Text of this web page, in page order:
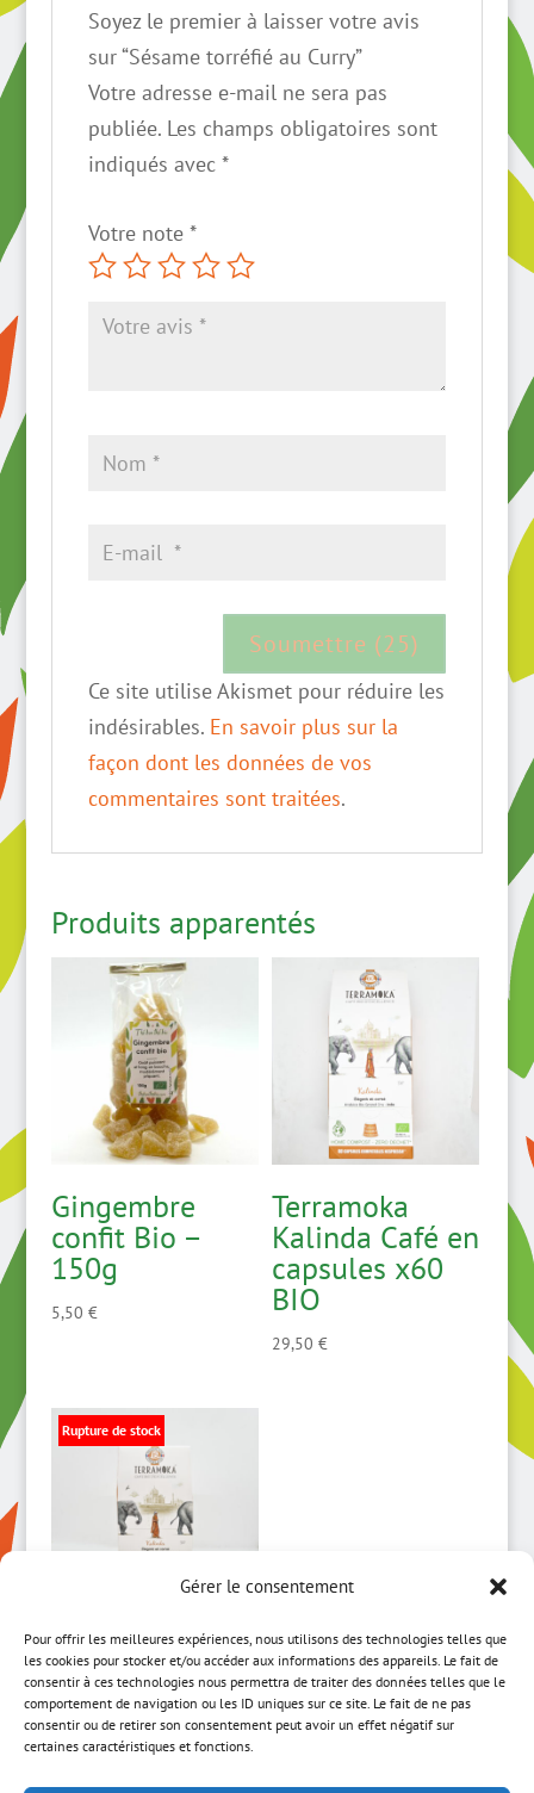
Gérer le consentement
Pour offrir les meilleures expériences, nous utilisons des technologies telles que
les cookies pour stocker et/ou accéder aux informations des appareils. Le fait de
consentir à ces technologies nous permettra de traiter des données telles que le
comportement de navigation ou les ID uniques sur ce site. Le fait de ne pas
consentir ou de retirer son consentement peut avoir un effet négatif sur
certaines caractéristiques et fonctions.
Soyez le premier à laisser votre avis
sur “Sésame torréfié au Curry”
Votre adresse e-mail ne sera pas
publiée. Les champs obligatoires sont
indiqués avec *
Votre note *
Ce site utilise Akismet pour réduire les
indésirables. En savoir plus sur la
façon dont les données de vos
commentaires sont traitées.
Produits apparentés
Gingembre
confit Bio –
150g
5,50 €
Terramoka
Kalinda Café en
capsules x60
BIO
29,50€
Rupture de stock
Café Kalindia
BIO – capsules
(x15)